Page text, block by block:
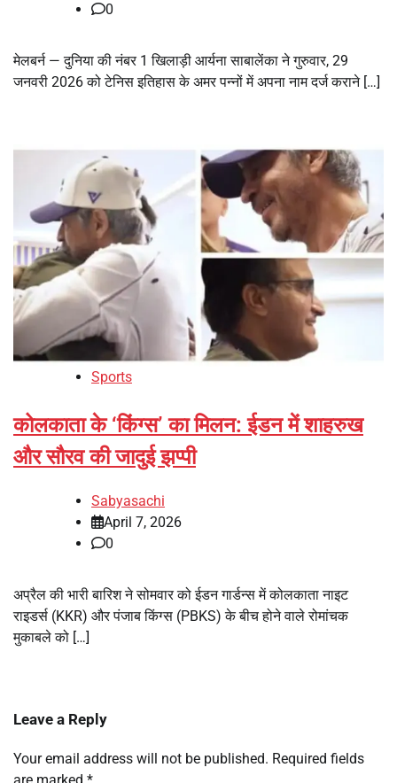
0
मेलबर्न — दुनिया की नंबर 1 खिलाड़ी आर्यना साबालेंका ने गुरुवार, 29
जनवरी 2026 को टेनिस इतिहास के अमर पन्नों में अपना नाम दर्ज कराने […]
Sports
कोलकाता के ‘किंग्स’ का मिलन: ईडन में शाहरुख
और सौरव की जादुई झप्पी
Sabyasachi
April 7, 2026
0
अप्रैल की भारी बारिश ने सोमवार को ईडन गार्डन्स में कोलकाता नाइट
राइडर्स (KKR) और पंजाब किंग्स (PBKS) के बीच होने वाले रोमांचक
मुकाबले को […]
Leave a Reply
Your email address will not be published. Required fields